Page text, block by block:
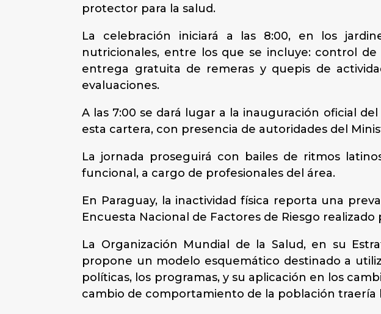
protector para la salud.
La celebración iniciará a las 8:00, en los
nutricionales, entre los que se incluye: control
entrega gratuita de remeras y quepis de
evaluaciones.
A las 7:00 se dará lugar a la inauguración oficial
esta cartera, con presencia de autoridades del
La jornada proseguirá con bailes de ritmos
funcional, a cargo de profesionales del área.
En Paraguay, la inactividad física reporta una
Encuesta Nacional de Factores de Riesgo
La Organización Mundial de la Salud, en su
propone un modelo esquemático destinado a
políticas, los programas, y su aplicación en los
cambio de comportamiento de la población traería